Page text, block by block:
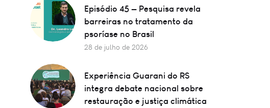
Episódio 45 — Pesquisa revela
barreiras no tratamento da
psoríase no Brasil
28 de julho de 2026
Experiência Guarani do RS
integra debate nacional sobre
restauração e justiça climática